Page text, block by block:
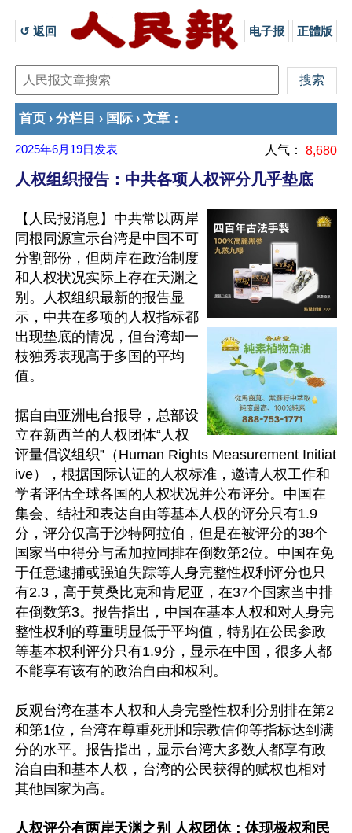
↺ 返回 电子报 正體版
首页 › 分栏目 › 国际 › 文章 ：
2025年6月19日 发表 人气： 8,680
人权组织报告：中共各项人权评分几乎垫底
【人民报消息】中共常以两岸
同根同源宣示台湾是中国不可
分割部份，但两岸在政治制度
和人权状况实际上存在天渊之
别。人权组织最新的报告显
示，中共在多项的人权指标都
出现垫底的情况，但台湾却一
枝独秀表现高于多国的平均
值。
据自由亚洲电台报导，总部设
立在新西兰的人权团体“人权
评量倡议组织”（Human Rights Measurement Initiat
ive），根据国际认证的人权标准，邀请人权工作和
学者评估全球各国的人权状况并公布评分。中国在
集会、结社和表达自由等基本人权的评分只有1.9
分，评分仅高于沙特阿拉伯，但是在被评分的38个
国家当中得分与孟加拉同排在倒数第2位。中国在免
于任意逮捕或强迫失踪等人身完整性权利评分也只
有2.3，高于莫桑比克和肯尼亚，在37个国家当中排
在倒数第3。报告指出，中国在基本人权和对人身完
整性权利的尊重明显低于平均值，特别在公民参政
等基本权利评分只有1.9分，显示在中国，很多人都
不能享有该有的政治自由和权利。
反观台湾在基本人权和人身完整性权利分别排在第2
和第1位，台湾在尊重死刑和宗教信仰等指标达到满
分的水平。报告指出，显示台湾大多数人都享有政
治自由和基本人权，台湾的公民获得的赋权也相对
其他国家为高。
人权评分有两岸天渊之别 人权团体：体现极权和民